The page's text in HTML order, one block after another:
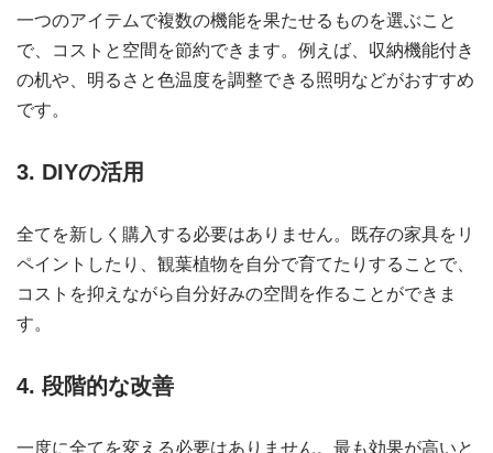
一つのアイテムで複数の機能を果たせるものを選ぶこと
で、コストと空間を節約できます。例えば、収納機能付き
の机や、明るさと色温度を調整できる照明などがおすすめ
です。
3. DIYの活用
全てを新しく購入する必要はありません。既存の家具をリ
ペイントしたり、観葉植物を自分で育てたりすることで、
コストを抑えながら自分好みの空間を作ることができま
す。
4. 段階的な改善
一度に全てを変える必要はありません。最も効果が高いと